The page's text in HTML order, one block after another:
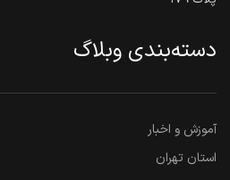
دسته‌بندی وبلاگ
آموزش و اخبار
استان تهران